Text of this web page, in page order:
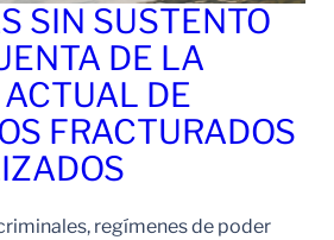
SIN SUSTENTO
DE LA
DE
FRACTURADOS
regímenes de poder